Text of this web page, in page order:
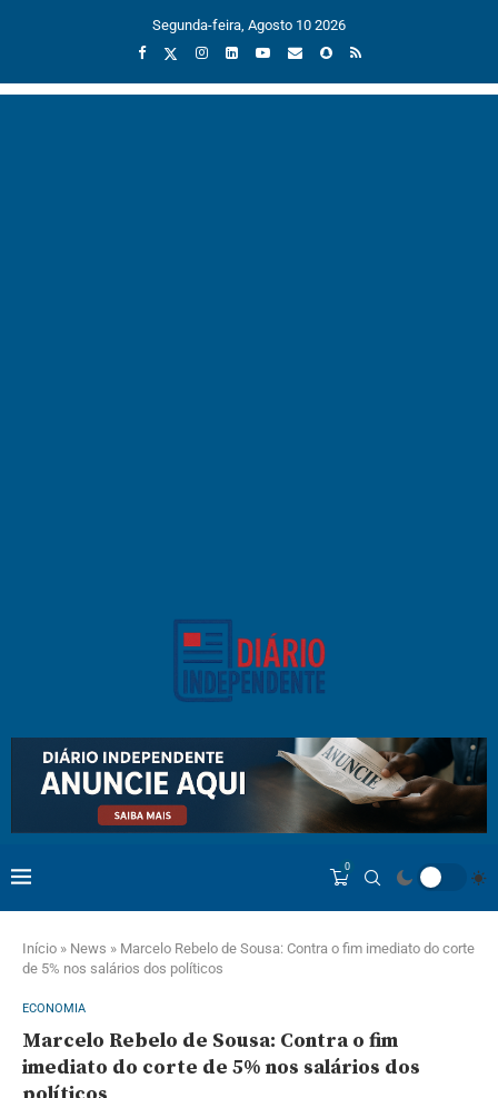
Segunda-feira, Agosto 10 2026
0
Início » News » Marcelo Rebelo de Sousa: Contra o fim imediato do corte
de 5% nos salários dos políticos
ECONOMIA
Marcelo Rebelo de Sousa: Contra o fim
imediato do corte de 5% nos salários dos